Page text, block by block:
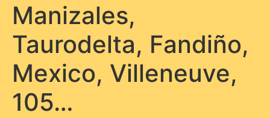
Manizales,
Taurodelta, Fandiño,
Mexico, Villeneuve,
105…